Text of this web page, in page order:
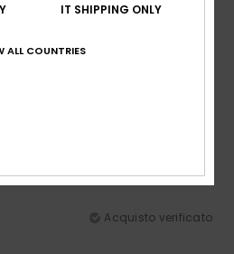
: 5
Acquisto verificato
IT SHIPPING ONLY
ALL COUNTRIES